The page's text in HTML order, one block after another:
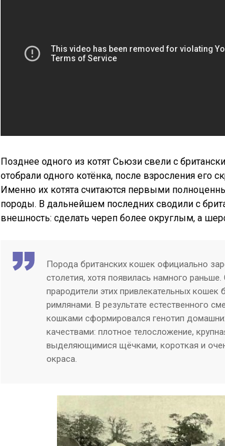
Позднее одного из котят Сьюзи свели с
отобрали одного котёнка, после взросления его
Именно их котята считаются первыми
породы. В дальнейшем последних сводили с
внешность: сделать череп более округлым, а
Порода британских кошек официально
столетия, хотя появилась намного
прародители этих привлекательных
римлянами. В результате естественного
кошками сформировался генотип
качествами: плотное телосложение,
выделяющимися щёчками, короткая и
окраса.